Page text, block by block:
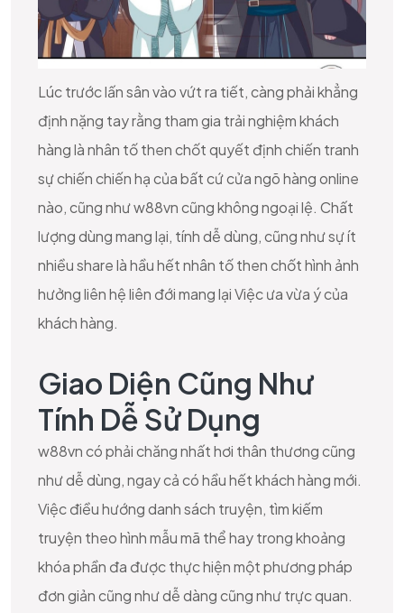
Lúc trước lấn sân vào vứt ra tiết, càng phải khẳng
định nặng tay rằng tham gia trải nghiệm khách
hàng là nhân tố then chốt quyết định chiến tranh
sự chiến chiến hạ của bất cứ cửa ngõ hàng online
nào, cũng như w88vn cũng không ngoại lệ. Chất
lượng dùng mang lại, tính dễ dùng, cũng như sự ít
nhiều share là hầu hết nhân tố then chốt hình ảnh
hưởng liên hệ liên đới mang lại Việc ưa vừa ý của
khách hàng.
Giao Diện Cũng Như
Tính Dễ Sử Dụng
w88vn có phải chăng nhất hơi thân thương cũng
như dễ dùng, ngay cả có hầu hết khách hàng mới.
Việc điều hướng danh sách truyện, tìm kiếm
truyện theo hình mẫu mã thể hay trong khoảng
khóa phần đa được thực hiện một phương pháp
đơn giản cũng như dễ dàng cũng như trực quan.